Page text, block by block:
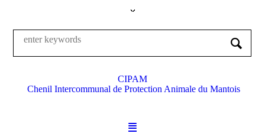
CIPAM
Chenil Intercommunal de Protection Animale du Mantois